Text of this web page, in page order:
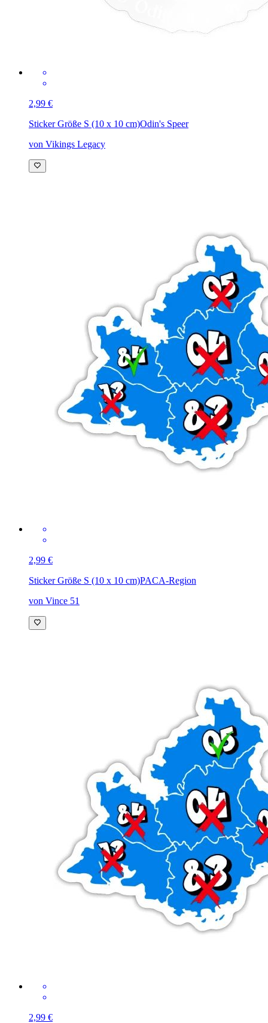
2,99 €
Sticker Größe S (10 x 10 cm)Odin's Speer
von Vikings Legacy
2,99 €
Sticker Größe S (10 x 10 cm)PACA-Region
von Vince 51
2,99 €